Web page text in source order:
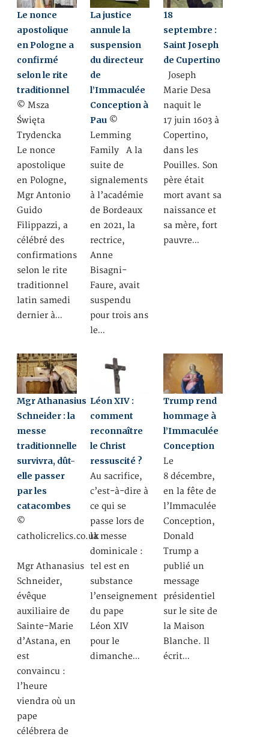
Le nonce
apostolique
en Pologne a
confirmé
selon le rite
traditionnel
© Msza
Święta
Trydencka
Le nonce
apostolique
en Pologne,
Mgr Antonio
Guido
Filippazzi, a
célébré des
confirmations
selon le rite
traditionnel
latin samedi
dernier à…
La justice
annule la
suspension
du directeur
de
l’Immaculée
Conception à
Pau ©
Lemming
Family A la
suite de
signalements
à l’académie
de Bordeaux
en 2021, la
rectrice,
Anne
Bisagni-
Faure, avait
suspendu
pour trois ans
le…
18
septembre :
Saint Joseph
de Cupertino
Joseph
Marie Desa
naquit le
17 juin 1603 à
Copertino,
dans les
Pouilles. Son
père était
mort avant sa
naissance et
sa mère, fort
pauvre…
Mgr Athanasius
Schneider : la
messe
traditionnelle
survivra, dût-
elle passer
par les
catacombes
©
catholicrelics.co.uk
Mgr Athanasius
Schneider,
évêque
auxiliaire de
Sainte-Marie
d’Astana, en
est
convaincu :
l’heure
viendra où un
pape
célébrera de
Léon XIV :
comment
reconnaître
le Christ
ressuscité ?
Au sacrifice,
c’est-à-dire à
ce qui se
passe lors de
la messe
dominicale :
tel est en
substance
l’enseignement
du pape
Léon XIV
pour le
dimanche…
Trump rend
hommage à
l’Immaculée
Conception
Le
8 décembre,
en la fête de
l’Immaculée
Conception,
Donald
Trump a
publié un
message
présidentiel
sur le site de
la Maison
Blanche. Il
écrit…